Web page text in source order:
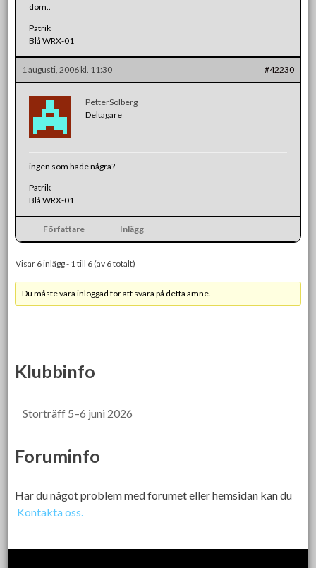
dom..
Patrik
Blå WRX-01
1 augusti, 2006 kl. 11:30 #42230
PetterSolberg
Deltagare
ingen som hade några?
Patrik
Blå WRX-01
Författare Inlägg
Visar 6 inlägg - 1 till 6 (av 6 totalt)
Du måste vara inloggad för att svara på detta ämne.
Klubbinfo
Storträff 5–6 juni 2026
Foruminfo
Har du något problem med forumet eller hemsidan kan du
Kontakta oss.